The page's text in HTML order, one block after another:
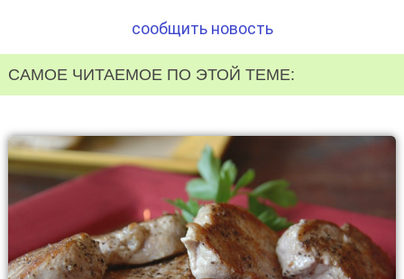
сообщить новость
САМОЕ ЧИТАЕМОЕ ПО ЭТОЙ ТЕМЕ: